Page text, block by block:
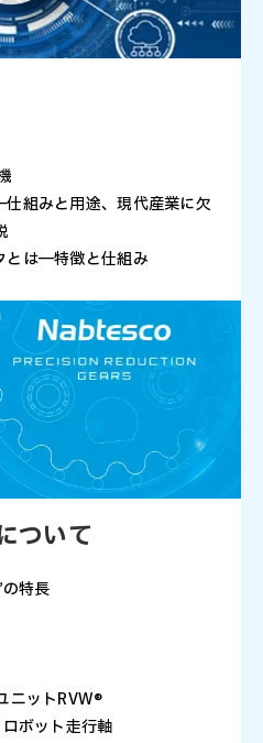
組みと用途、現代産業に欠
とは―特徴と仕組み
ついて
特長
ニットRVW®
ボット走行軸